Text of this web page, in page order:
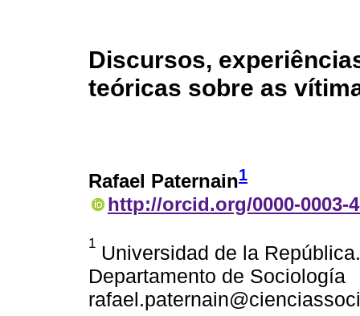
Discursos,
teóricas sobre as
Rafael Paternain1
http://orcid.org/0000-0003-
1 Universidad de la
Departamento de Sociología